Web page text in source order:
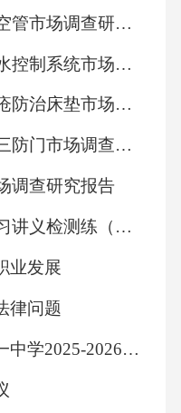
用于高档绒类面料
计至2025年这一
纺织废料转化为
其分子结构与原
最终面料在强
品保持一致，甚
佳的纯净度与光
性改性技术的融
布的性能边界，
产的珍珠绒布市
引入使得面料获
2025年中国热水器真空管市场调查研究报告
2025年中国混砂机加水控制系统市场调查研究报告
2025年中国波动式褥疮防治床垫市场调查研究报告
2025年中国木制防撬三防门市场调查研究报告
调查研究报告
2026版高考语文总复习讲义检测练（二十三） 句式的运用和分析
业发展
律问题
云南曲靖市马龙区第一中学2025-2026学年高一上学期期中考试数学试卷（含答案）